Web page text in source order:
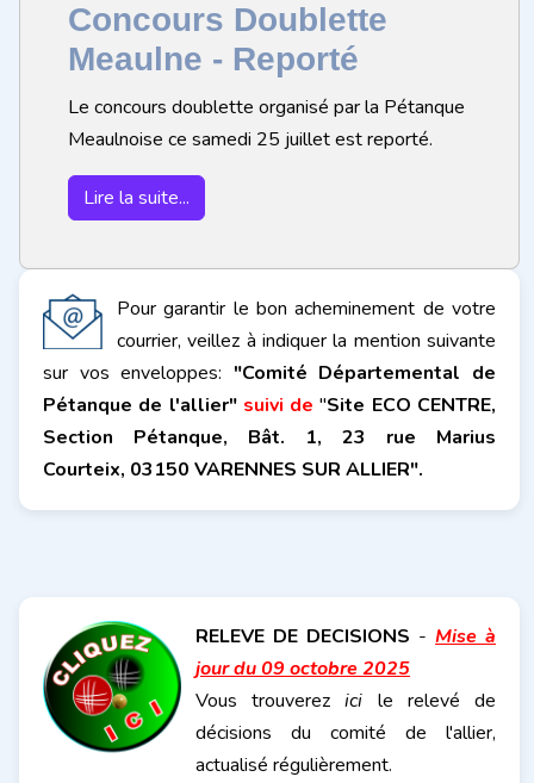
Concours Doublette
Meaulne - Reporté
Le concours doublette organisé par la Pétanque
Meaulnoise ce samedi 25 juillet est reporté.
Lire la suite...
Pour garantir le bon acheminement de votre
courrier, veillez à indiquer la mention suivante
sur vos enveloppes: "Comité Départemental de
Pétanque de l'allier" suivi de "Site ECO CENTRE,
Section Pétanque, Bât. 1, 23 rue Marius
Courteix, 03150 VARENNES SUR ALLIER".
RELEVE DE DECISIONS - Mise à
jour du 09 octobre 2025
Vous trouverez ici le relevé de
décisions du comité de l'allier,
actualisé régulièrement.